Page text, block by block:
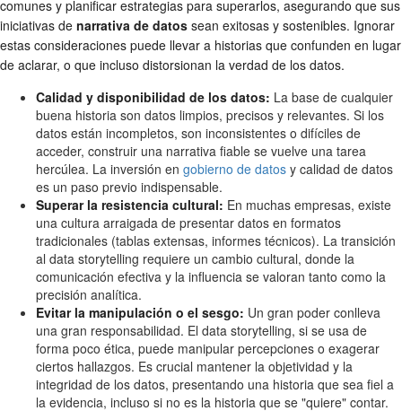
comunes y planificar estrategias para superarlos, asegurando que sus
iniciativas de narrativa de datos sean exitosas y sostenibles. Ignorar
estas consideraciones puede llevar a historias que confunden en lugar
de aclarar, o que incluso distorsionan la verdad de los datos.
Calidad y disponibilidad de los datos: La base de cualquier
buena historia son datos limpios, precisos y relevantes. Si los
datos están incompletos, son inconsistentes o difíciles de
acceder, construir una narrativa fiable se vuelve una tarea
hercúlea. La inversión en gobierno de datos y calidad de datos
es un paso previo indispensable.
Superar la resistencia cultural: En muchas empresas, existe
una cultura arraigada de presentar datos en formatos
tradicionales (tablas extensas, informes técnicos). La transición
al data storytelling requiere un cambio cultural, donde la
comunicación efectiva y la influencia se valoran tanto como la
precisión analítica.
Evitar la manipulación o el sesgo: Un gran poder conlleva
una gran responsabilidad. El data storytelling, si se usa de
forma poco ética, puede manipular percepciones o exagerar
ciertos hallazgos. Es crucial mantener la objetividad y la
integridad de los datos, presentando una historia que sea fiel a
la evidencia, incluso si no es la historia que se "quiere" contar.